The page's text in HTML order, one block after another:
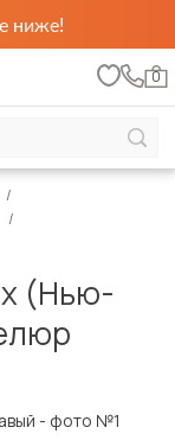
ниже!
0
(Нью-